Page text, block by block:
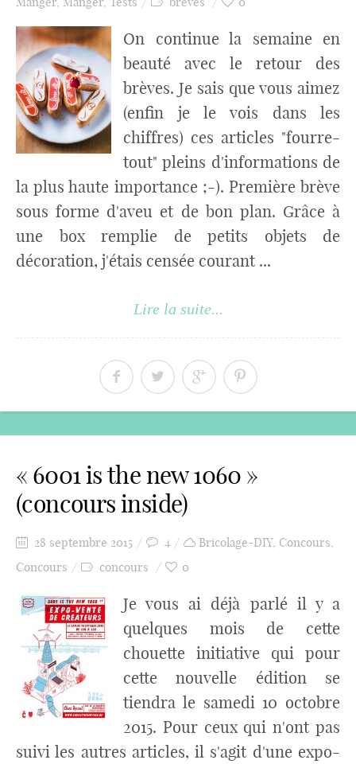
On continue la semaine en
beauté avec le retour des
brèves. Je sais que vous aimez
(enfin je le vois dans les
chiffres) ces articles "fourre-
tout" pleins d'informations de
la plus haute importance ;-). Première brève
sous forme d'aveu et de bon plan. Grâce à
une box remplie de petits objets de
décoration, j'étais censée courant ...
Lire la suite...
« 6001 is the new 1060 »
(concours inside)
28 septembre 2015 4 Bricolage-DIY, Concours,
Concours
concours 0
Je vous ai déjà parlé il y a
quelques mois de cette
chouette initiative qui pour
cette nouvelle édition se
tiendra le samedi 10 octobre
2015. Pour ceux qui n'ont pas
suivi les autres articles, il s'agit d'une expo-